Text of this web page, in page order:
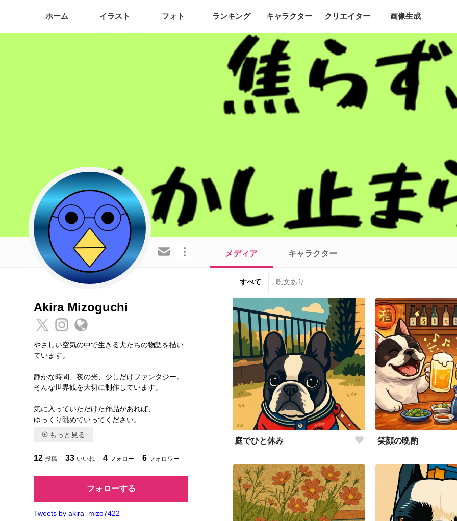
ホーム イラスト フォト ランキング キャラクター クリエイター 画像生成
この会員を共有
Akira Mizoguchi
やさしい空気の中で生きる犬たちの物語を描い
ています。
静かな時間、夜の光、少しだけファンタジー。
そんな世界観を大切に制作しています。
気に入っていただけた作品があれば、
ゆっくり眺めていってください。
もっと見る
12 投稿 33 いいね 4 フォロー 6 フォロワー
フォローする
Tweets by akira_mizo7422
メディア キャラクター
すべて 呪文あり
庭でひと休み 笑顔の晩酌